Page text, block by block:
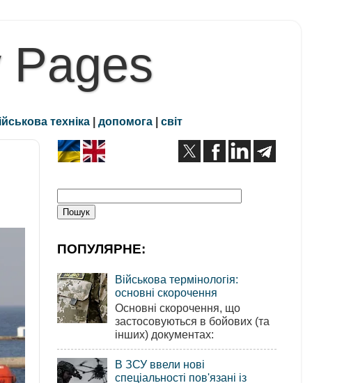
Pages
техніка | допомога | світ
ПОПУЛЯРНЕ:
Військова термінологія:
основні скорочення
Основні скорочення, що
застосовуються в бойових (та
інших) документах:
В ЗСУ ввели нові
спеціальності пов'язані із